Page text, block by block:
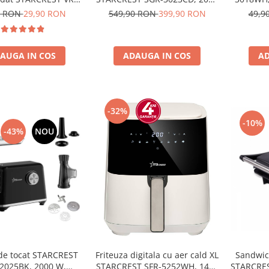
500 cm, rezistente,
masina de spalat,
transparent
RON29,90 RON
IN COS
W, 3 tipuri de placi detasabile
presetate, Suprafata de gatire
30 x 23 cm, Spatula curatare
549,90 RON399,90 RON
ADAUGA IN COS
1.8 L,
-43% NOU
tocat STARCREST
2000 W,
-32%
Friteuza digitala cu aer cald XL
STARCREST SFR-5252WH, 1450
-10%